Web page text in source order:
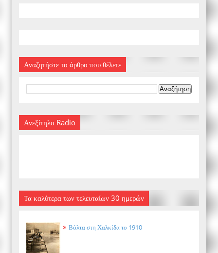
Αναζητήστε το άρθρο που θέλετε
Ανεξίτηλο Radio
Τα καλύτερα των τελευταίων 30 ημερών
Βόλτα στη Χαλκίδα το 1910